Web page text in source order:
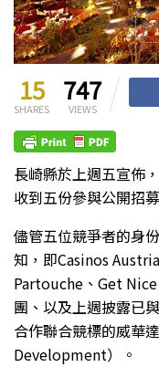
15
SHARES
747
VIEWS
長崎縣於上週五宣佈
收到五份參與公開招
儘管五位競爭者的身
知，即Casinos
Partouche、Get
團、以及上週披露已
合作聯合競標的威華
Development）。